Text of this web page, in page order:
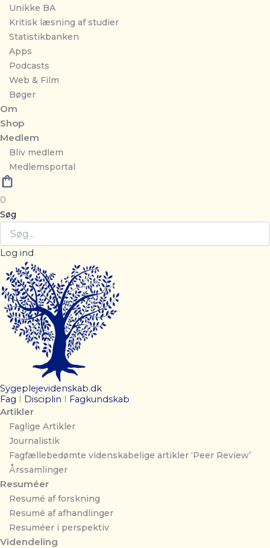
Unikke BA
Kritisk læsning af studier
Statistikbanken
Apps
Podcasts
Web & Film
Bøger
Om
Shop
Medlem
Bliv medlem
Medlemsportal
0
Søg
Log ind
Sygeplejevidenskab.dk
Fag
Disciplin Fagkundskab
Artikler
Faglige Artikler
Journalistik
Fagfællebedømte videnskabelige artikler ‘Peer Review’
Årssamlinger
Resuméer
Resumé af forskning
Resumé af afhandlinger
Resuméer i perspektiv
Videndeling